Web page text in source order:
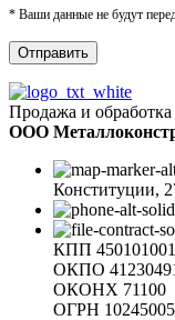
* Ваши данные не будут
Продажа и обработка
ООО
Конституции,
КПП 450101001
ОКПО
ОКОНХ 71100
ОГРН